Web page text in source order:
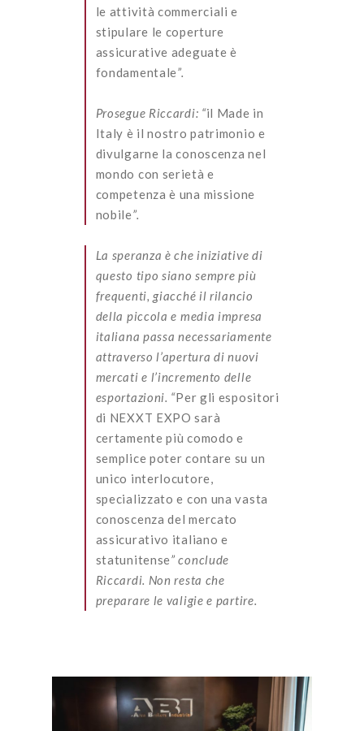
le attività commerciali e
stipulare le coperture
assicurative adeguate è
fondamentale”.
Prosegue Riccardi: “il Made in
Italy è il nostro patrimonio e
divulgarne la conoscenza nel
mondo con serietà e
competenza è una missione
nobile”.
La speranza è che iniziative di
questo tipo siano sempre più
frequenti, giacché il rilancio
della piccola e media impresa
italiana passa necessariamente
attraverso l’apertura di nuovi
mercati e l’incremento delle
esportazioni. “Per gli espositori
di NEXXT EXPO sarà
certamente più comodo e
semplice poter contare su un
unico interlocutore,
specializzato e con una vasta
conoscenza del mercato
assicurativo italiano e
statunitense” conclude
Riccardi. Non resta che
preparare le valigie e partire.